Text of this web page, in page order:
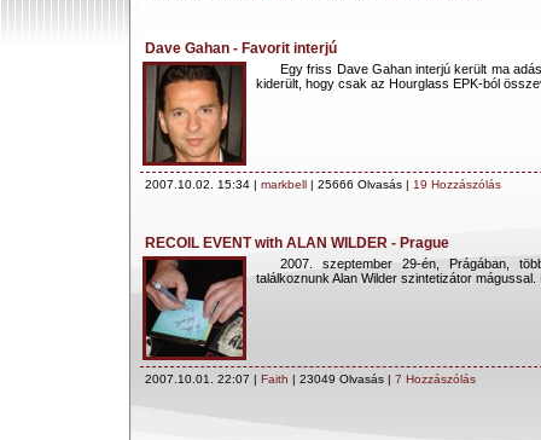
Dave Gahan - Favorit interjú
Egy friss Dave Gahan interjú került ma
kiderült, hogy csak az Hourglass EPK-ból
2007.10.02. 15:34 | markbell | 25666 Olvasás | 19 Hozzászólás
RECOIL EVENT with ALAN WILDER - Prague
2007. szeptember 29-én, Prágában,
találkoznunk Alan Wilder szintetizátor
2007.10.01. 22:07 | Faith | 23049 Olvasás | 7 Hozzászólás